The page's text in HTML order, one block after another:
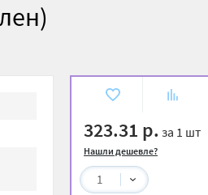
323.31 р. за 1 шт
Нашли дешевле?
1